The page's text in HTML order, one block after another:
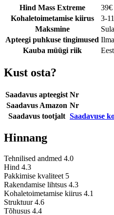
Hind Mass Extreme 39€
Kohaletoimetamise kiirus
3-
Maksmine
Apteegi puhkuse tingimused
Kauba müügi riik
Kust osta?
Saadavus apteegist Nr
Saadavus Amazon Nr
Saadavus tootjalt Saadavuse
Hinnang
Tehnilised andmed 4.0
Hind 4.3
Pakkimise kvaliteet 5
Rakendamise lihtsus 4.3
Kohaletoimetamise kiirus 4.1
Struktuur 4.6
Tõhusus 4.4